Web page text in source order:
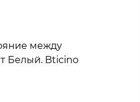
между
Белый. Bticino